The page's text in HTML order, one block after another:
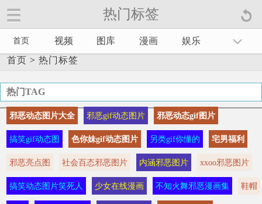
热门标签
首页 视频 图库 漫画
娱乐
首页 > 热门标签
热门TAG
邪恶动态图片大全 邪恶gif动态图片 邪恶动态gif图片
搞笑gif动态图 色你妹gif动态图片 另类gif你懂的 宅男福利
邪恶亮点图 社会百态邪恶图片 内涵邪恶图片 xxoo邪恶图片
搞笑动态图片笑死人 少女在线漫画 不知火舞邪恶漫画集 鞋帽